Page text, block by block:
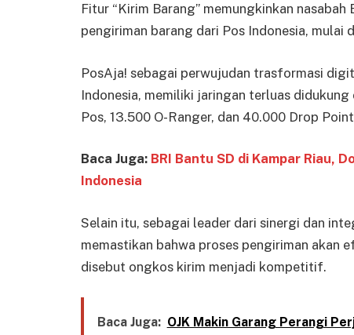
Fitur “Kirim Barang” memungkinkan
pengiriman barang dari Pos Indonesia, mulai
PosAja! sebagai perwujudan trasformasi
Indonesia, memiliki jaringan terluas
Pos, 13.500 O-Ranger, dan 40.000 Drop
Baca Juga: BRI Bantu SD di Kampar Riau,
Indonesia
Selain itu, sebagai leader dari sinergi dan
memastikan bahwa proses pengiriman akan
disebut ongkos kirim menjadi kompetitif.
Baca Juga: OJK Makin Garang Perangi